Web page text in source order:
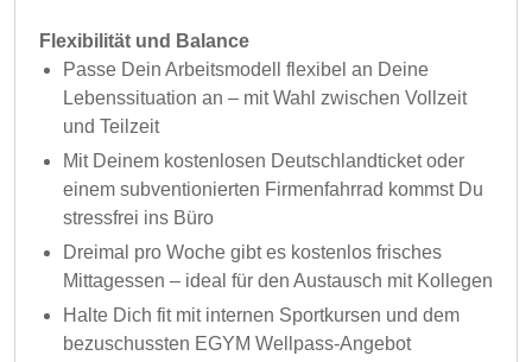
Flexibilität und Balance
Passe Dein Arbeitsmodell flexibel an Deine
Lebenssituation an – mit Wahl zwischen Vollzeit
und Teilzeit
Mit Deinem kostenlosen Deutschlandticket oder
einem subventionierten Firmenfahrrad kommst Du
stressfrei ins Büro
Dreimal pro Woche gibt es kostenlos frisches
Mittagessen – ideal für den Austausch mit Kollegen
Halte Dich fit mit internen Sportkursen und dem
bezuschussten EGYM Wellpass-Angebot